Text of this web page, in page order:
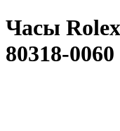
Часы
80318-0060